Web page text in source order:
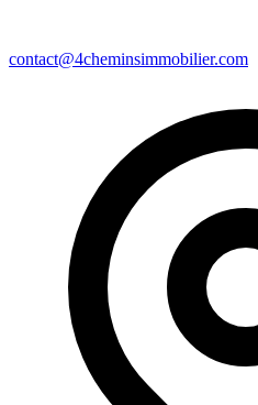
contact@4cheminsimmobilier.com